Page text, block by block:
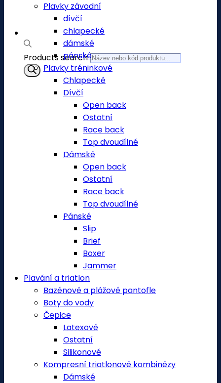
Products search
Plavky závodní
dívčí
chlapecké
dámské
pánské
Plavky tréninkové
Chlapecké
Dívčí
Open back
Ostatní
Race back
Top dvoudílné
Dámské
Open back
Ostatní
Race back
Top dvoudílné
Pánské
Slip
Brief
Boxer
Jammer
Plavání a triatlon
Bazénové a plážové pantofle
Boty do vody
Čepice
Latexové
Ostatní
Silikonové
Kompresní triatlonové kombinézy
Dámské